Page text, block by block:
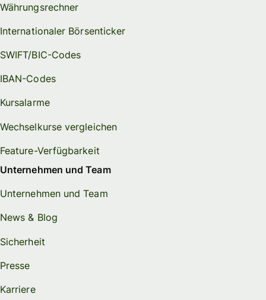
Währungsrechner
Internationaler Börsenticker
SWIFT/BIC-Codes
IBAN-Codes
Kursalarme
Wechselkurse vergleichen
Feature-Verfügbarkeit
Unternehmen und Team
Unternehmen und Team
News & Blog
Sicherheit
Presse
Karriere